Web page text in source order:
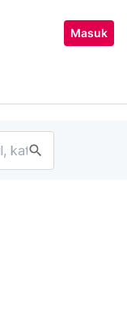
Masuk
search